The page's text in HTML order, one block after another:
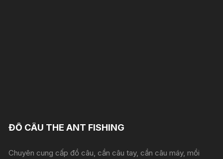
ĐỒ CÂU THE ANT FISHING
Chuyên cung cấp đồ câu, cần câu tay, cần câu máy, mồi